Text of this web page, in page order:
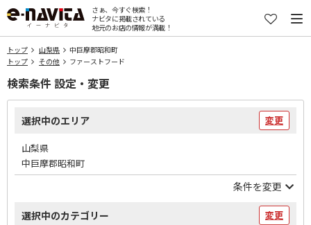
さぁ、今すぐ検索！
ナビタに掲載されている
地元のお店の情報が満載！
トップ 山梨県
中巨摩郡昭和町
トップ
その他 ファーストフード
検索条件 設定・変更
選択中のエリア 変更
山梨県
中巨摩郡昭和町
条件を変更
選択中のカテゴリー 変更